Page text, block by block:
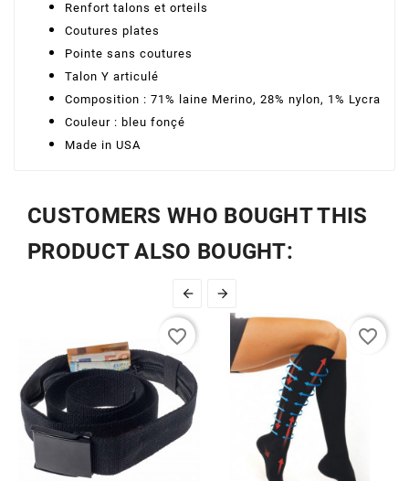
Renfort talons et orteils
Coutures plates
Pointe sans coutures
Talon Y articulé
Composition : 71% laine Merino, 28% nylon, 1% Lycra
Couleur : bleu fonçé
Made in USA
CUSTOMERS WHO BOUGHT THIS
PRODUCT ALSO BOUGHT:
 
favorite_border favorite_border